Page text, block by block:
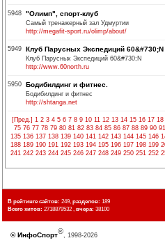
5948 "Олимп", спорт-клуб
Самый тренажерный зал Удмуртии
http://megafit-sport.ru/olimp/about/
5949 Клуб Парусных Экспедиций 60&#730;N
Клуб Парусных Экспедиций 60&#730;N
http://www.60north.ru
5950 Бодибилдинг и фитнес.
Бодибилдинг и фитнес
http://shtanga.net
[Пред.] 1 2 3 4 5 6 7 8 9 10 11 12 13 14 15 16 17 18
75 76 77 78 79 80 81 82 83 84 85 86 87 88 89 90 91
135 136 137 138 139 140 141 142 143 144 145 146
188 189 190 191 192 193 194 195 196 197 198 199
241 242 243 244 245 246 247 248 249 250 251 252
В рейтинге сайтов: 249, разделов: 189
Всего хитов: 2718879532 , вчера: 38100
© ИнфоСпорт®
, 1998-2026